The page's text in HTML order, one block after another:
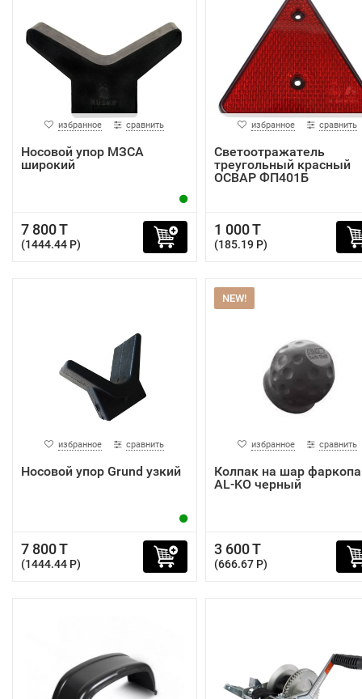
избранное сравнить
Носовой упор МЗСА
широкий
7 800 T
(1444.44 P)
избранное сравнить
Светоотражатель
треугольный красный
ОСВАР ФП401Б
1 000 T
(185.19 P)
избранное сравнить
Носовой упор Grund узкий
7 800 T
(1444.44 P)
NEW!
избранное сравнить
Колпак на шар фаркопа
AL-KO черный
3 600 T
(666.67 P)